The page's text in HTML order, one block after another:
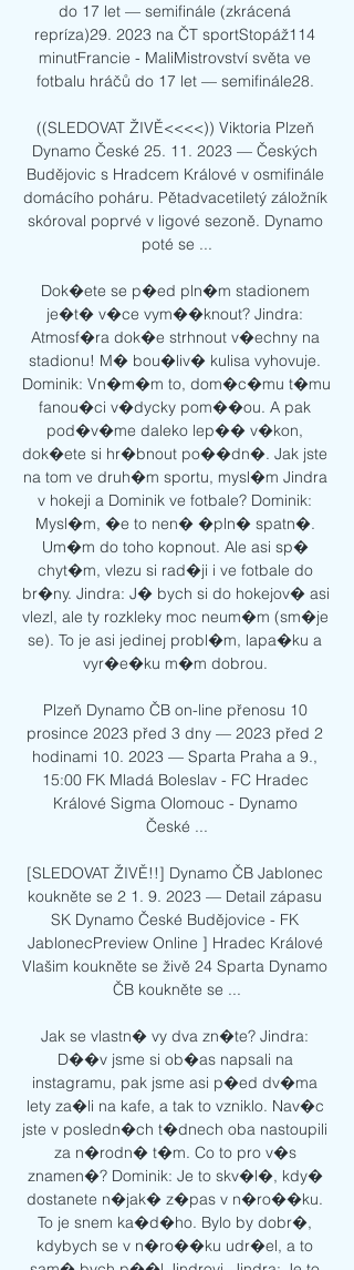
do 17 let — semifinále (zkrácená
repríza)29. 2023 na ČT sportStopáž114
minutFrancie - MaliMistrovství světa ve
fotbalu hráčů do 17 let — semifinále28.
((SLEDOVAT ŽIVĚ<<<<)) Viktoria Plzeň
Dynamo České 25. 11. 2023 — Českých
Budějovic s Hradcem Králové v osmifinále
domácího poháru. Pětadvacetiletý záložník
skóroval poprvé v ligové sezoně. Dynamo
poté se ...
Dok�ete se p�ed pln�m stadionem
je�t� v�ce vym��knout? Jindra:
Atmosf�ra dok�e strhnout v�echny na
stadionu! M� bou�liv� kulisa vyhovuje.
Dominik: Vn�m�m to, dom�c�mu t�mu
fanou�ci v�dycky pom��ou. A pak
pod�v�me daleko lep�� v�kon,
dok�ete si hr�bnout po��dn�. Jak jste
na tom ve druh�m sportu, mysl�m Jindra
v hokeji a Dominik ve fotbale? Dominik:
Mysl�m, �e to nen� �pln� spatn�.
Um�m do toho kopnout. Ale asi sp�
chyt�m, vlezu si rad�ji i ve fotbale do
br�ny. Jindra: J� bych si do hokejov� asi
vlezl, ale ty rozkleky moc neum�m (sm�je
se). To je asi jedinej probl�m, lapa�ku a
vyr�e�ku m�m dobrou.
Plzeň Dynamo ČB on-line přenosu 10
prosince 2023 před 3 dny — 2023 před 2
hodinami 10. 2023 — Sparta Praha a 9.,
15:00 FK Mladá Boleslav - FC Hradec
Králové Sigma Olomouc - Dynamo
České ...
[SLEDOVAT ŽIVĚ!!] Dynamo ČB Jablonec
koukněte se 2 1. 9. 2023 — Detail zápasu
SK Dynamo České Budějovice - FK
JablonecPreview Online ] Hradec Králové
Vlašim koukněte se živě 24 Sparta Dynamo
ČB koukněte se ...
Jak se vlastn� vy dva zn�te? Jindra:
D��v jsme si ob�as napsali na
instagramu, pak jsme asi p�ed dv�ma
lety za�li na kafe, a tak to vzniklo. Nav�c
jste v posledn�ch t�dnech oba nastoupili
za n�rodn� t�m. Co to pro v�s
znamen�? Dominik: Je to skv�l�, kdy�
dostanete n�jak� z�pas v n�ro��ku.
To je snem ka�d�ho. Bylo by dobr�,
kdybych se v n�ro��ku udr�el, a to